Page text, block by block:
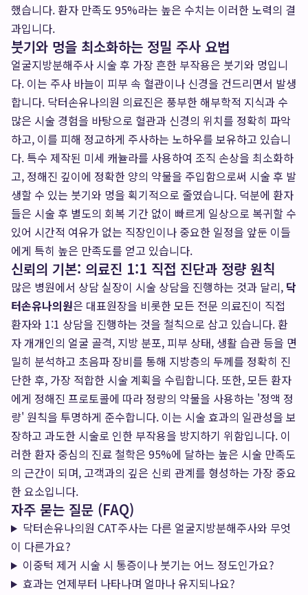
했습니다. 환자 만족도 95%라는 높은 수치는 이러한 노력의 결
과입니다.
붓기와 멍을 최소화하는 정밀 주사 요법
얼굴지방분해주사 시술 후 가장 흔한 부작용은 붓기와 멍입니
다. 이는 주사 바늘이 피부 속 혈관이나 신경을 건드리면서 발생
합니다. 닥터손유나의원 의료진은 풍부한 해부학적 지식과 수
많은 시술 경험을 바탕으로 혈관과 신경의 위치를 정확히 파악
하고, 이를 피해 정교하게 주사하는 노하우를 보유하고 있습니
다. 특수 제작된 미세 캐뉼라를 사용하여 조직 손상을 최소화하
고, 정해진 깊이에 정확한 양의 약물을 주입함으로써 시술 후 발
생할 수 있는 붓기와 멍을 획기적으로 줄였습니다. 덕분에 환자
들은 시술 후 별도의 회복 기간 없이 빠르게 일상으로 복귀할 수
있어 시간적 여유가 없는 직장인이나 중요한 일정을 앞둔 이들
에게 특히 높은 만족도를 얻고 있습니다.
신뢰의 기본: 의료진 1:1 직접 진단과 정량 원칙
많은 병원에서 상담 실장이 시술 상담을 진행하는 것과 달리, 닥
터손유나의원은 대표원장을 비롯한 모든 전문 의료진이 직접
환자와 1:1 상담을 진행하는 것을 철칙으로 삼고 있습니다. 환
자 개개인의 얼굴 골격, 지방 분포, 피부 상태, 생활 습관 등을 면
밀히 분석하고 초음파 장비를 통해 지방층의 두께를 정확히 진
단한 후, 가장 적합한 시술 계획을 수립합니다. 또한, 모든 환자
에게 정해진 프로토콜에 따라 정량의 약물을 사용하는 '정액 정
량' 원칙을 투명하게 준수합니다. 이는 시술 효과의 일관성을 보
장하고 과도한 시술로 인한 부작용을 방지하기 위함입니다. 이
러한 환자 중심의 진료 철학은 95%에 달하는 높은 시술 만족도
의 근간이 되며, 고객과의 깊은 신뢰 관계를 형성하는 가장 중요
한 요소입니다.
자주 묻는 질문 (FAQ)
닥터손유나의원 CAT주사는 다른 얼굴지방분해주사와 무엇
이 다른가요?
이중턱 제거 시술 시 통증이나 붓기는 어느 정도인가요?
효과는 언제부터 나타나며 얼마나 유지되나요?